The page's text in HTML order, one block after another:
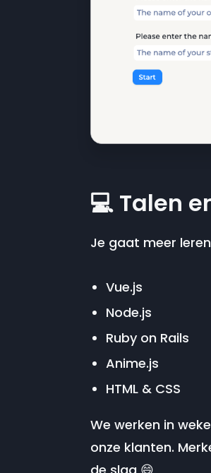
💻 Talen
Je gaat meer
Vue.js
Node.js
Ruby on Rails
Anime.js
HTML & CSS
We werken in
onze klanten.